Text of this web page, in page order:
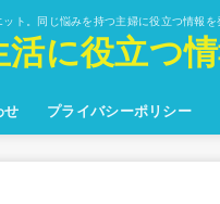
ト。同じ悩みを持つ主婦に役立つ情報を
に役立つ
せ プライバシーポリシー